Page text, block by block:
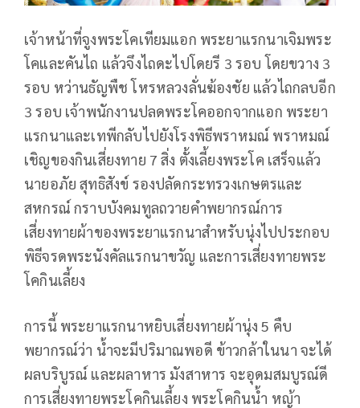
เจ้าหน้าที่จูงพระโคเทียมแอก พระยาแรกนาเจิมพระ
โคและคันไถ แล้วจึงไถดะไปโดยรี 3 รอบ โดยขวาง 3
รอบ หว่านธัญพืช โหรหลวงลั่นฆ้องชัย แล้วไถกลบอีก
3 รอบ เจ้าพนักงานปลดพระโคออกจากแอก พระยา
แรกนาและเทพีกลับไปยังโรงพิธีพราหมณ์ พราหมณ์
เชิญของกินเสี่ยงทาย 7 สิ่ง ตั้งเลี้ยงพระโค เสร็จแล้ว
นายอภัย สุทธิสังข์ รองปลัดกระทรวงเกษตรและ
สหกรณ์ กราบบังคมทูลถวายคำพยากรณ์การ
เสี่ยงทายผ้าของพระยาแรกนาสำหรับนุ่งไปประกอบ
พิธีจรดพระนังคัลแรกนาขวัญ และการเสี่ยงทายพระ
โคกินเลี้ยง
การนี้ พระยาแรกนาหยิบเสี่ยงทายผ้านุ่ง 5 คืบ
พยากรณ์ว่า น้ำจะมีปริมาณพอดี ข้าวกล้าในนา จะได้
ผลบริบูรณ์ และผลาหาร มังสาหาร จะอุดมสมบูรณ์ดี
การเสี่ยงทายพระโคกินเลี้ยง พระโคกินน้ำ หญ้า